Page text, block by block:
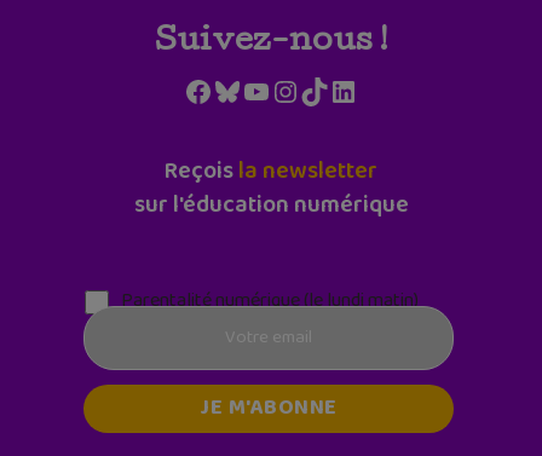
Suivez-nous !
Facebook
Bluesky
YouTube
Instagram
TikTokLinkedIn
Reçoisla newsletter
sur l'éducation numérique
Parentalité numérique (le lundi matin)